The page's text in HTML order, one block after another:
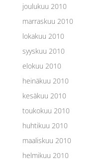
joulukuu 2010
marraskuu 2010
lokakuu 2010
syyskuu 2010
elokuu 2010
heinäkuu 2010
kesäkuu 2010
toukokuu 2010
huhtikuu 2010
maaliskuu 2010
helmikuu 2010